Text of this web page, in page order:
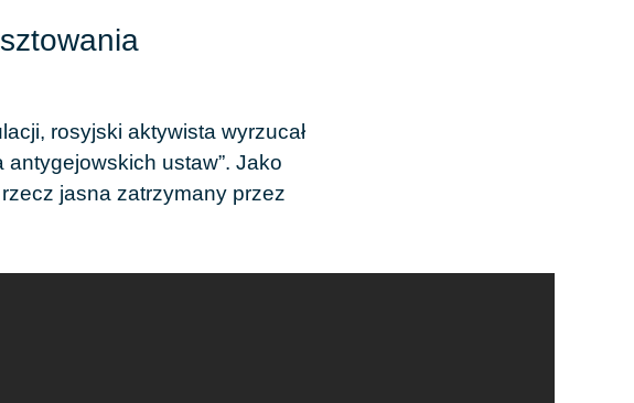
rosyjski aktywista wyrzucał
ustaw”. Jako
jasna zatrzymany przez